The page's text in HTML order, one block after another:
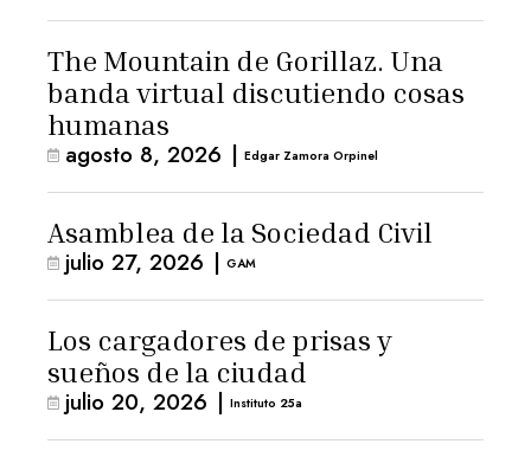
The Mountain de Gorillaz. Una
banda virtual discutiendo cosas
humanas
agosto 8, 2026 | Edgar Zamora Orpinel
Asamblea de la Sociedad Civil
julio 27, 2026 | GAM
Los cargadores de prisas y
sueños de la ciudad
julio 20, 2026 | Instituto 25a